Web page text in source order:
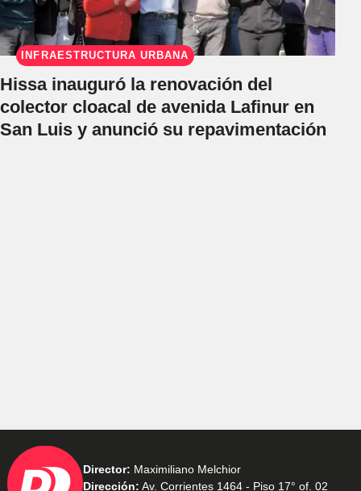
INFRAESTRUCTURA URBANA
Hissa inauguró la renovación del
colector cloacal de avenida Lafinur en
San Luis y anunció su repavimentación
Director: Maximiliano Melchior
Dirección: Av. Corrientes 1464 - Piso 17° of. 02